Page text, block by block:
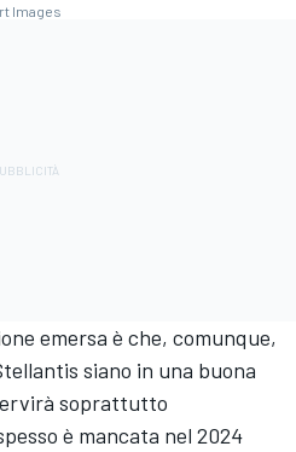
Images
emersa è che, comunque,
siano in una buona
soprattutto
è mancata nel 2024